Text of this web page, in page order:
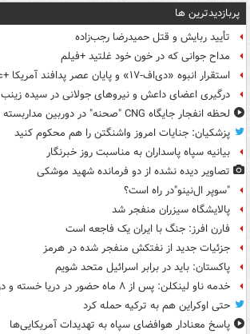
پربازدیدترین ها
تأیید ربایش و قتل حمیدرضا رجب‌زاده
مداح جوانی که در خون خود غلتید +فیلم
استقرار انبوه «دی‌اف‑۱۷» و پایان عصر پدافند آمریکا +عکس
درگیری اعضای داعش و نیروهای جولانی در سیده زینب
لحظه انفجار جایگاه CNG "صحنه" در دوربین مداربسته
پزشکیان: جنایات امروز واشنگتن را هم محکوم کنید
بیانیه سپاه پاسداران به مناسبت روز خبرنگار
تصاویر دیده‌ نشده از دو فرمانده شهید موشکی
"سوپر ال‌نینو"در راه است؟
پالایشگاه سیزران منفجر شد
فارن افرز: جنگ با ایران یک فاجعه است
جزئیات جدید از نفتکش منفجر شده در هرمز
پاکستان: باید در برابر اسرائیل متحد شویم
خدمه ناو لینکلن: پس از ۸ ماه حضور در دریا خسته و درمانده‌ شدیم
حتی اوکراین هم به ترکیه حمله کرد
پاسخ معنادار هوافضای سپاه به تهدیدات آمریکایی‌ها